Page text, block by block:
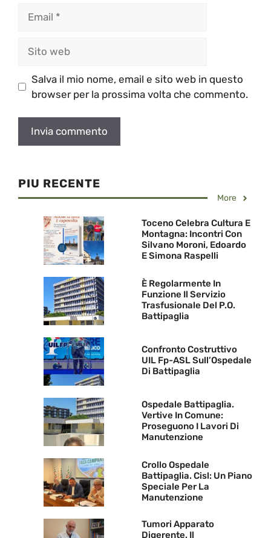
web
Salva il mio nome, email e sito web in questo
browser per la prossima volta che commento.
PIU RECENTE
More
Toceno Celebra Cultura E
Montagna: Incontri Con
Silvano Moroni, Edoardo
E Simona Raspelli
È Regolarmente In
Funzione Il Servizio
Trasfusionale Del P.O.
Battipaglia
Confronto Costruttivo
UIL Fp-ASL Sull’Ospedale
Di Battipaglia
Ospedale Battipaglia.
Vertive In Comune:
Proseguono I Lavori Di
Manutenzione
Crollo Ospedale
Battipaglia. Cisl: Un Piano
Speciale Per La
Manutenzione
Tumori Apparato
Digerente. Il